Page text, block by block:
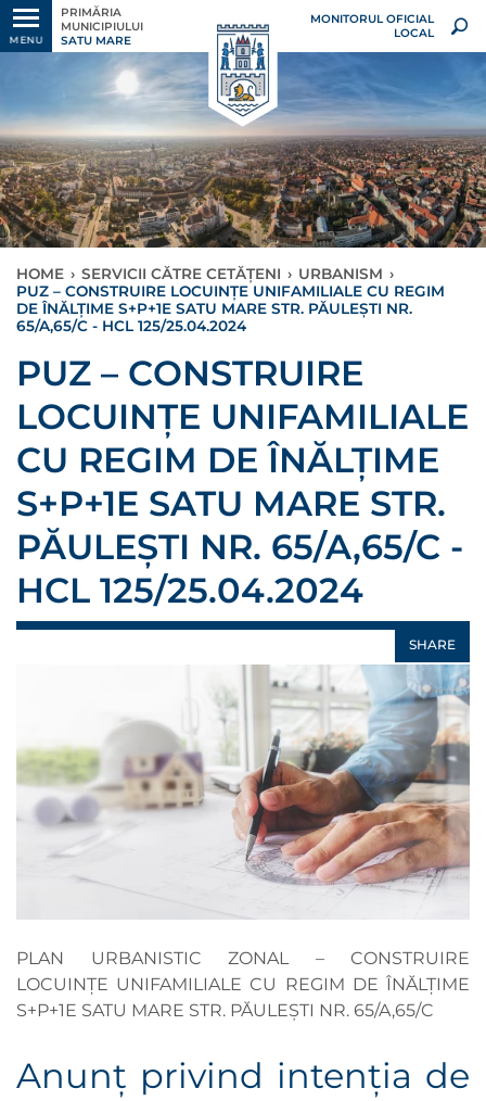
MENU
PRIMĂRIA
MUNICIPIULUI
SATU MARE
MONITORUL OFICIAL
LOCAL
HOME › SERVICII CĂTRE CETĂȚENI › URBANISM ›
PUZ – CONSTRUIRE LOCUINȚE UNIFAMILIALE CU REGIM
DE ÎNĂLȚIME S+P+1E SATU MARE STR. PĂULEȘTI NR.
65/A,65/C - HCL 125/25.04.2024
PUZ – CONSTRUIRE
LOCUINȚE UNIFAMILIALE
CU REGIM DE ÎNĂLȚIME
S+P+1E SATU MARE STR.
PĂULEȘTI NR. 65/A,65/C -
HCL 125/25.04.2024
SHARE
PLAN URBANISTIC ZONAL – CONSTRUIRE
LOCUINȚE UNIFAMILIALE CU REGIM DE ÎNĂLȚIME
S+P+1E SATU MARE STR. PĂULEȘTI NR. 65/A,65/C
Anunţ privind intenţia de